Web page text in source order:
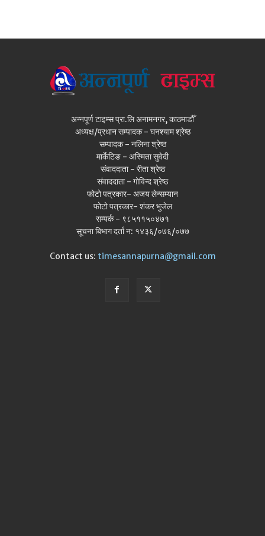
अन्नपूर्ण टाइम्स प्रा.लि अनामनगर, काठमाडौँ
अध्यक्ष/प्रधान सम्पादक - घनश्याम श्रेष्ठ
सम्पादक - नलिना श्रेष्ठ
मार्केटिङ - अस्मिता सुवेदी
संवाददाता - रीता श्रेष्ठ
संवाददाता - गोविन्द श्रेष्ठ
फोटो पत्रकार- अजय लेन्सम्यान
फोटो पत्रकार- शंकर भुजेल
सम्पर्क - ९८५११५०४७१
सूचना बिभाग दर्ता न: १४३६/०७६/०७७
Contact us: timesannapurna@gmail.com